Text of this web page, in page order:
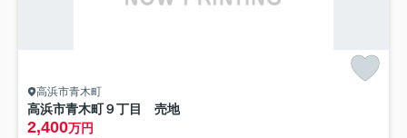
高浜市青木町
高浜市青木町９丁目 売地
2,400万円